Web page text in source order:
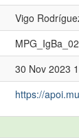
Vigo
30 Nov 2023
https://